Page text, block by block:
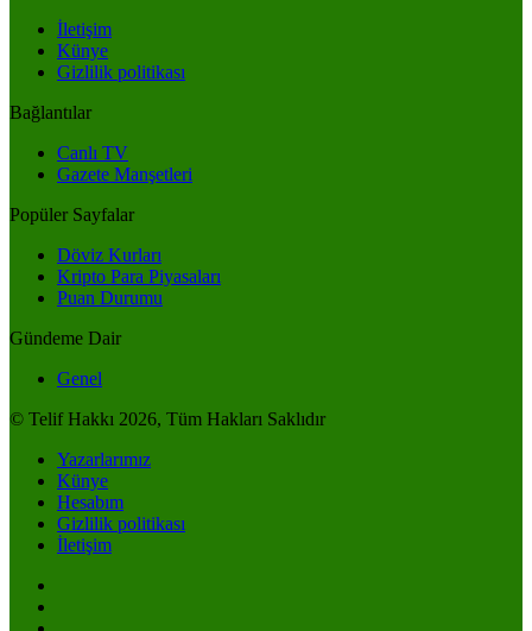
İletişim
Künye
Gizlilik politikası
Bağlantılar
Canlı TV
Gazete Manşetleri
Popüler Sayfalar
Döviz Kurları
Kripto Para Piyasaları
Puan Durumu
Gündeme Dair
Genel
© Telif Hakkı 2026, Tüm Hakları Saklıdır
Yazarlarımız
Künye
Hesabım
Gizlilik politikası
İletişim